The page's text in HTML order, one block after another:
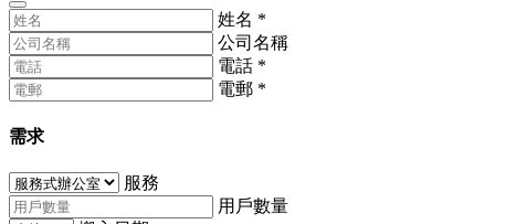
姓名 *
公司名稱
電話 *
電郵 *
需求
服務
用戶數量